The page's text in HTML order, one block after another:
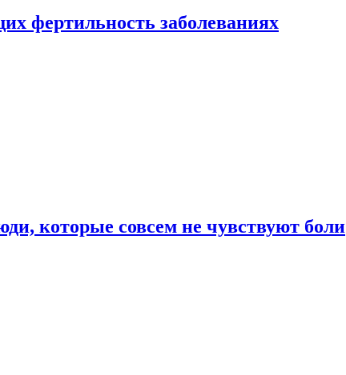
фертильность заболеваниях
которые совсем не чувствуют боли